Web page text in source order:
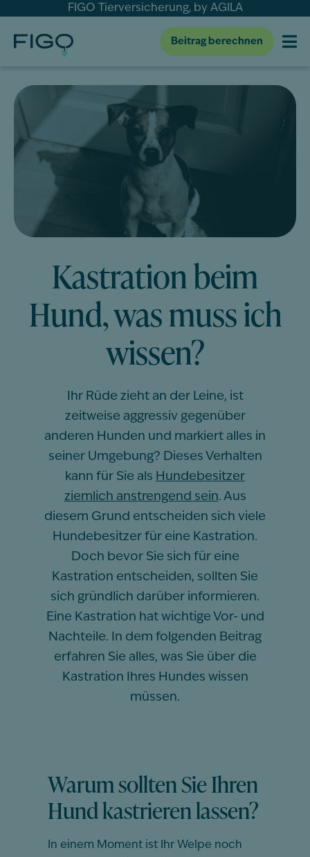
FIGO Tierversicherung, by AGILA
Beitrag berechnen
Kastration beim
Hund, was muss ich
wissen?
Ihr Rüde zieht an der Leine, ist
zeitweise aggressiv gegenüber
anderen Hunden und markiert alles in
seiner Umgebung? Dieses Verhalten
kann für Sie als Hundebesitzer
ziemlich anstrengend sein. Aus
diesem Grund entscheiden sich viele
Hundebesitzer für eine Kastration.
Doch bevor Sie sich für eine
Kastration entscheiden, sollten Sie
sich gründlich darüber informieren.
Eine Kastration hat wichtige Vor- und
Nachteile. In dem folgenden Beitrag
erfahren Sie alles, was Sie über die
Kastration Ihres Hundes wissen
müssen.
Warum sollten Sie Ihren
Hund kastrieren lassen?
In einem Moment ist Ihr Welpe noch